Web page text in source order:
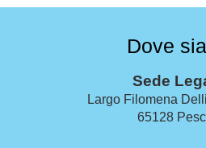
Dove
Sede
Largo Filomena
65128